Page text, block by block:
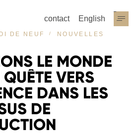
contact English
DE NEUF NOUVELLES
LE MONDE
QUÊTE VERS
DANS LES
DE